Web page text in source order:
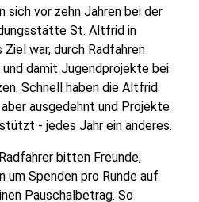
sich vor zehn Jahren bei der
St. Altfrid in
war, durch Radfahren
und damit Jugendprojekte bei
Schnell haben die Altfrid
ausgedehnt und Projekte
- jedes Jahr ein anderes.
bitten Freunde,
um Spenden pro Runde auf
Pauschalbetrag. So